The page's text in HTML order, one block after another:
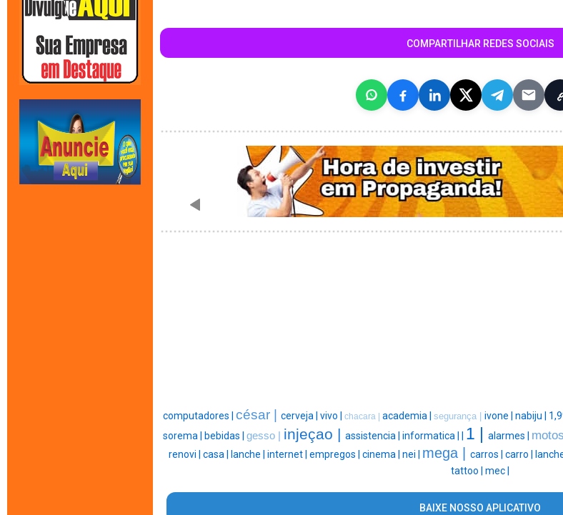
COMPARTILHAR REDES SOCIAIS
computadores | césar | cerveja | vivo | chacara | academia | segurança | ivone | nabiju |
sorema |
bebidas | gesso | injeçao | assistencia | informatica | 1 | alarmes |
renovi | casa | lanche | internet | empregos | cinema | nei | mega | carros | carro |
tattoo | mec |
BAIXE NOSSO APLICATIVO